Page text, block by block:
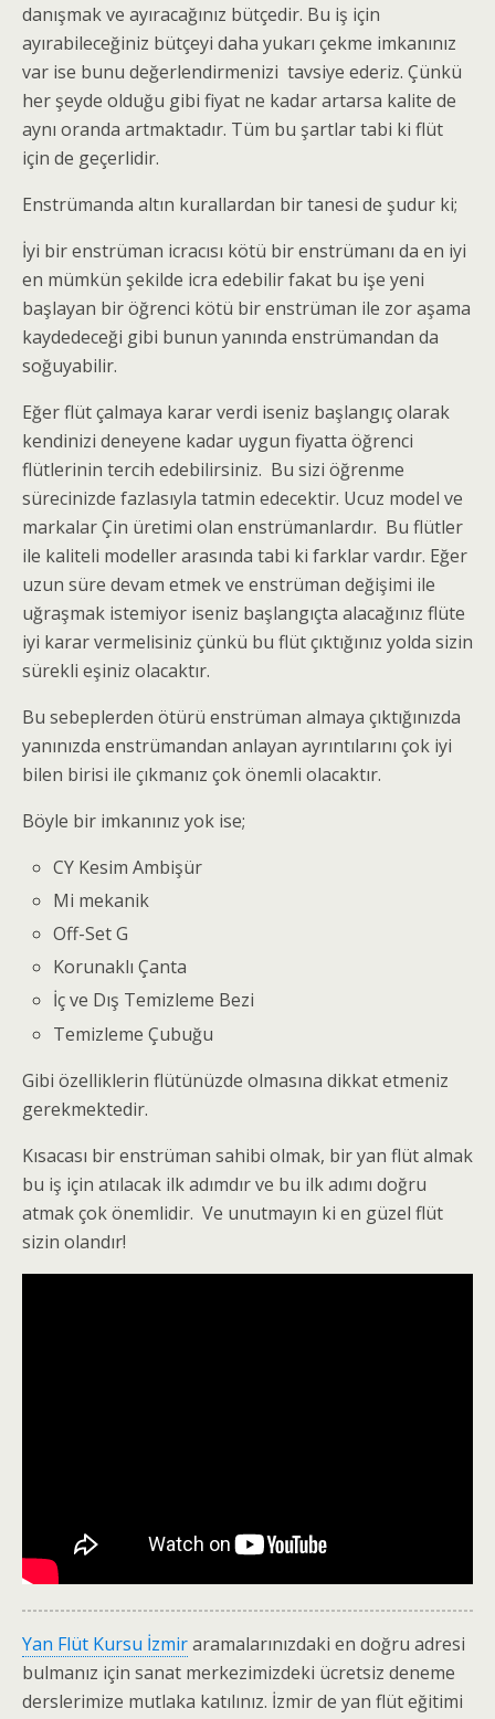
danışmak ve ayıracağınız bütçedir. Bu iş için
ayırabileceğiniz bütçeyi daha yukarı çekme imkanınız
var ise bunu değerlendirmenizi tavsiye ederiz. Çünkü
her şeyde olduğu gibi fiyat ne kadar artarsa kalite de
aynı oranda artmaktadır. Tüm bu şartlar tabi ki flüt
için de geçerlidir.
Enstrümanda altın kurallardan bir tanesi de şudur ki;
İyi bir enstrüman icracısı kötü bir enstrümanı da en iyi
en mümkün şekilde icra edebilir fakat bu işe yeni
başlayan bir öğrenci kötü bir enstrüman ile zor aşama
kaydedeceği gibi bunun yanında enstrümandan da
soğuyabilir.
Eğer flüt çalmaya karar verdi iseniz başlangıç olarak
kendinizi deneyene kadar uygun fiyatta öğrenci
flütlerinin tercih edebilirsiniz. Bu sizi öğrenme
sürecinizde fazlasıyla tatmin edecektir. Ucuz model ve
markalar Çin üretimi olan enstrümanlardır. Bu flütler
ile kaliteli modeller arasında tabi ki farklar vardır. Eğer
uzun süre devam etmek ve enstrüman değişimi ile
uğraşmak istemiyor iseniz başlangıçta alacağınız flüte
iyi karar vermelisiniz çünkü bu flüt çıktığınız yolda sizin
sürekli eşiniz olacaktır.
Bu sebeplerden ötürü enstrüman almaya çıktığınızda
yanınızda enstrümandan anlayan ayrıntılarını çok iyi
bilen birisi ile çıkmanız çok önemli olacaktır.
Böyle bir imkanınız yok ise;
CY Kesim Ambişür
Mi mekanik
Off-Set G
Korunaklı Çanta
İç ve Dış Temizleme Bezi
Temizleme Çubuğu
Gibi özelliklerin flütünüzde olmasına dikkat etmeniz
gerekmektedir.
Kısacası bir enstrüman sahibi olmak, bir yan flüt almak
bu iş için atılacak ilk adımdır ve bu ilk adımı doğru
atmak çok önemlidir. Ve unutmayın ki en güzel flüt
sizin olandır!
Yan Flüt Kursu İzmiraramalarınızdaki en doğru adresi
bulmanız için sanat merkezimizdeki ücretsiz deneme
derslerimize mutlaka katılınız. İzmir de yan flüt eğitimi